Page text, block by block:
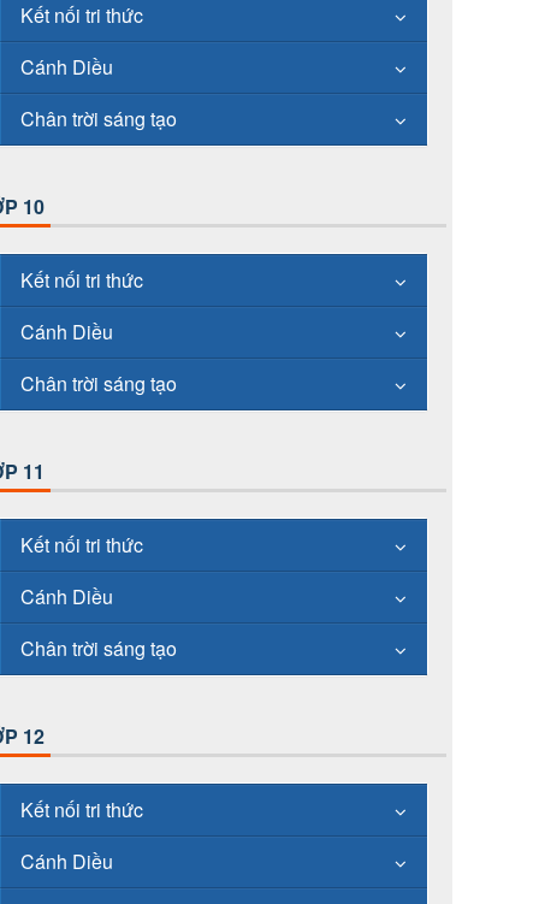
Kết nối tri thức
Cánh Diều
Chân trời sáng tạo
10
Kết nối tri thức
Cánh Diều
Chân trời sáng tạo
11
Kết nối tri thức
Cánh Diều
Chân trời sáng tạo
12
Kết nối tri thức
Cánh Diều